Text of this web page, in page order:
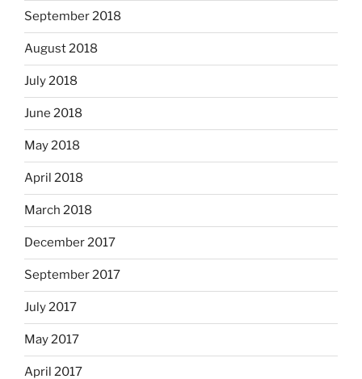
September 2018
August 2018
July 2018
June 2018
May 2018
April 2018
March 2018
December 2017
September 2017
July 2017
May 2017
April 2017